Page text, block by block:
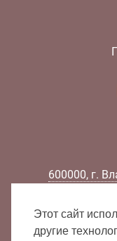
600000, г.
Этот сайт
другие